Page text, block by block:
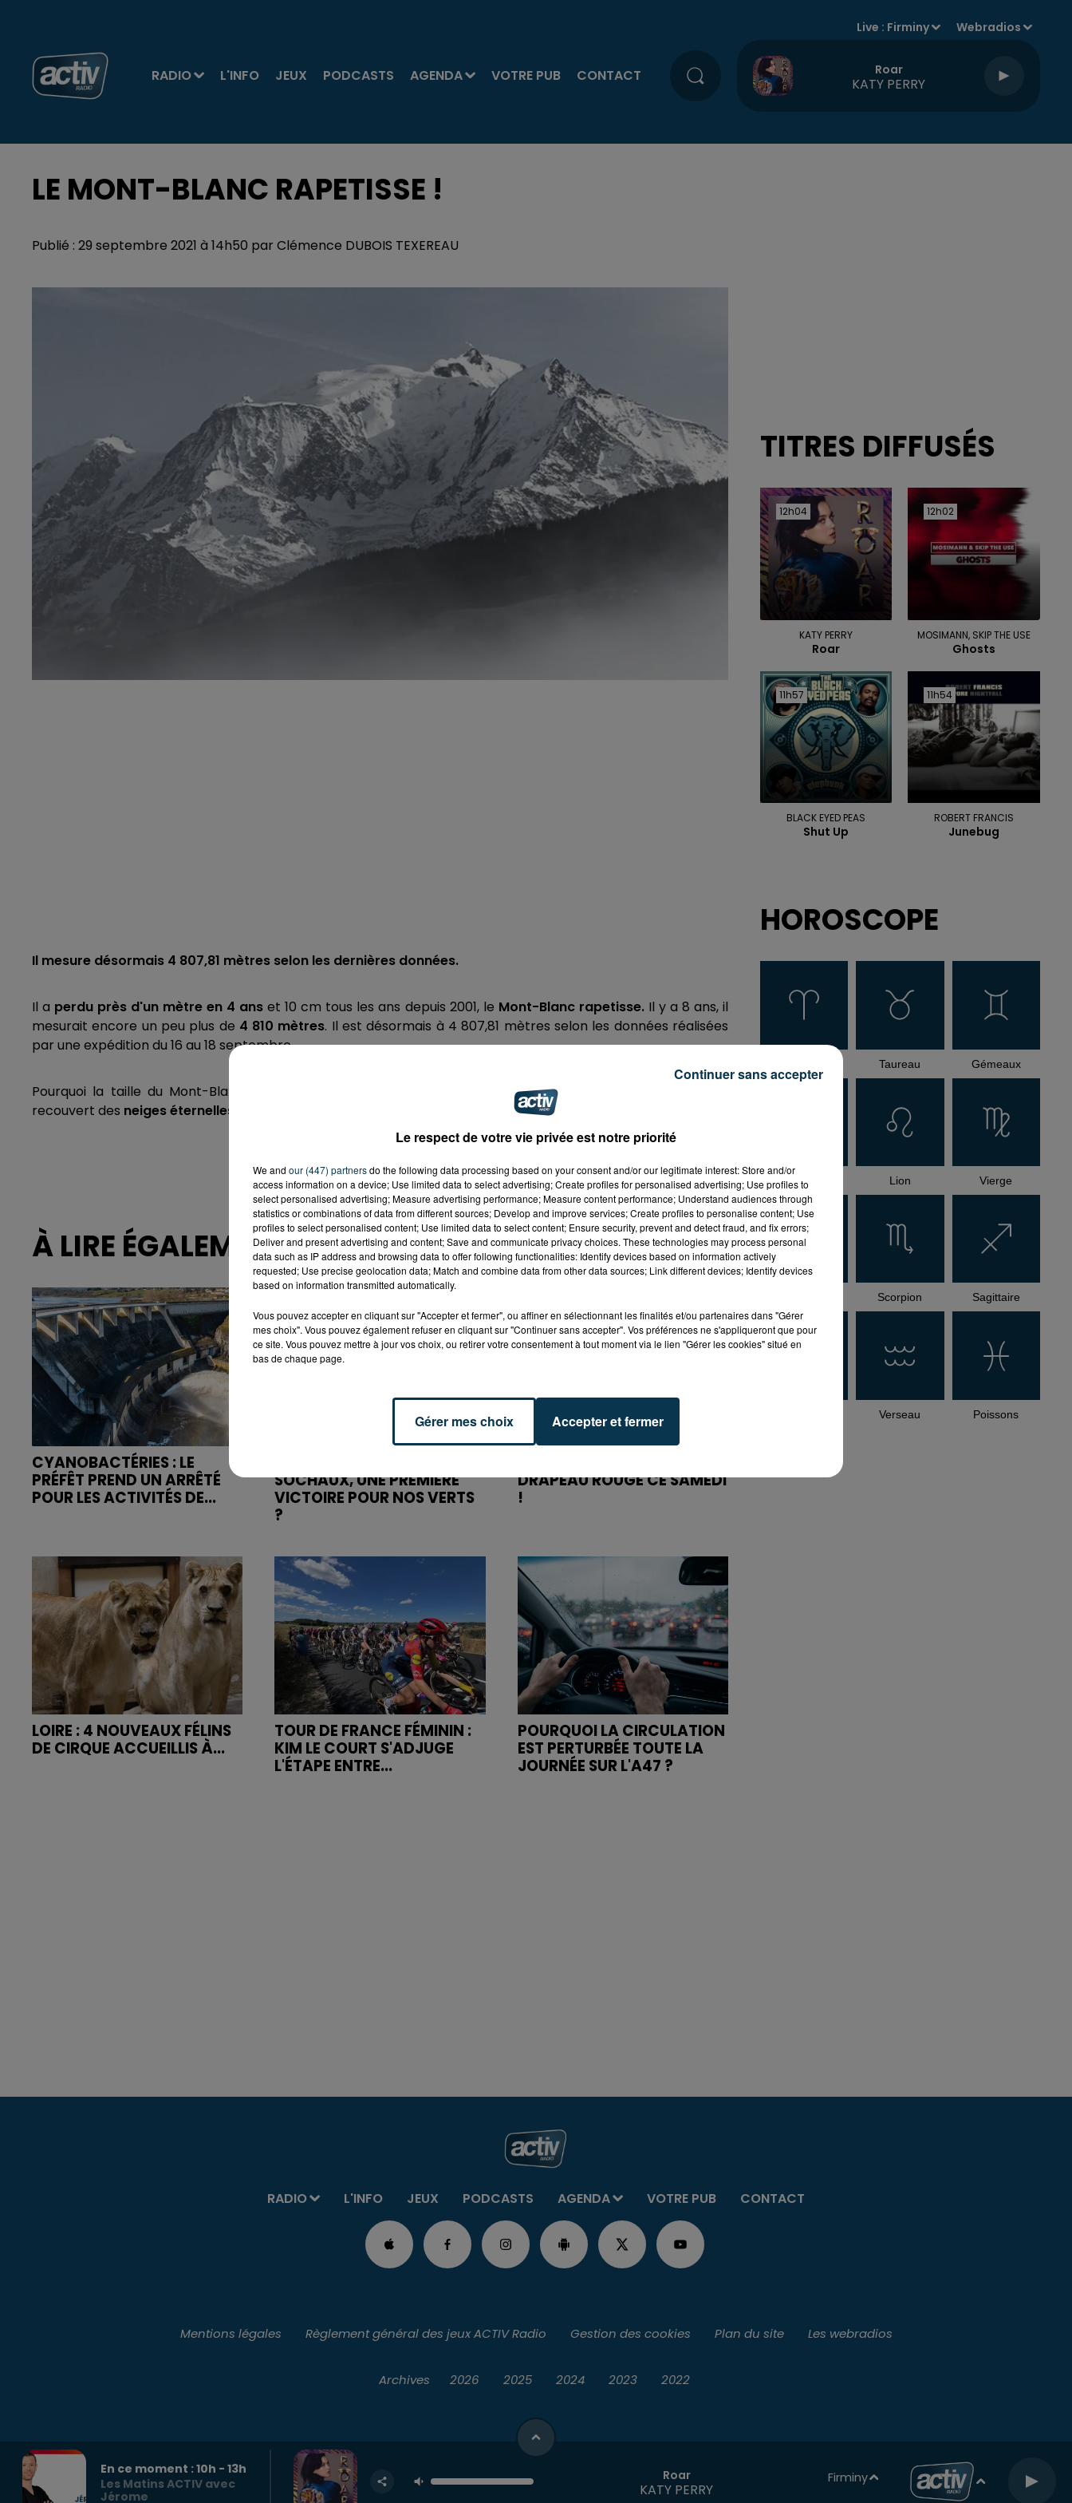
RADIO L'INFO JEUX PODCASTS AGENDA VOTRE PUB CONTACT
Live : Firminy Webradios
Roar
KATY PERRY
LE MONT-BLANC RAPETISSE !
Publié : 29 septembre 2021 à 14h50 par Clémence DUBOIS TEXEREAU
Il mesure désormais 4 807,81 mètres selon les dernières données.
Il a perdu près d'un mètre en 4 ans et 10 cm tous les ans depuis 2001, le Mont-Blanc rapetisse.Il y a 8 ans, il
mesurait encore un peu plus de 4 810 mètres. Il est désormais à 4 807,81 mètres selon les données réalisées
par une expédition du 16 au 18 septembre.
Pourquoi la taille du Mont-Blanc varie-t-elle ? Le sommet rocheux culmine à 4 792 mètres
recouvert des neiges éternelles . Une couche qui varie en fonction des vents d'altitude et des précipitations.
À LIRE ÉGALEMENT
CYANOBACTÉRIES : LE
PRÉFÊT PREND UN ARRÊTÉ
POUR LES ACTIVITÉS DE...
SOCHAUX, UNE PREMIÈRE
VICTOIRE POUR NOS VERTS
?
DRAPEAU ROUGE CE SAMEDI
!
LOIRE : 4 NOUVEAUX FÉLINS
DE CIRQUE ACCUEILLIS À...
TOUR DE FRANCE FÉMININ :
KIM LE COURT S'ADJUGE
L'ÉTAPE ENTRE...
POURQUOI LA CIRCULATION
EST PERTURBÉE TOUTE LA
JOURNÉE SUR L'A47 ?
TITRES DIFFUSÉS
12h04
12h04
KATY PERRY
Roar
12h02
12h02
MOSIMANN, SKIP THE USE
Ghosts
11h57
11h57
BLACK EYED PEAS
Shut Up
11h54
11h54
ROBERT FRANCIS
Junebug
HOROSCOPE
Taureau Gémeaux
Cancer Lion Vierge
Scorpion Sagittaire
Verseau Poissons
RADIO L'INFO JEUX PODCASTS AGENDA VOTRE PUB CONTACT
En ce moment :10h - 13h
Les Matins ACTIV avec
Jérome
Roar
KATY PERRY
Firminy
Mentions légales Règlement général des jeux ACTIV Radio Gestion des cookies Plan du site Les webradios
Archives 2026 2025 2024 2023 2022
Le respect de votre vie privée est notre priorité
We and our (447) partnersdo the following data processing based on your consent and/or our legitimate interest: Store and/or
access information on a device; Use limited data to select advertising; Create profiles for personalised advertising; Use profiles to
select personalised advertising; Measure advertising performance; Measure content performance; Understand audiences through
statistics or combinations of data from different sources; Develop and improve services; Create profiles to personalise content; Use
profiles to select personalised content; Use limited data to select content; Ensure security, prevent and detect fraud, and fix errors;
Deliver and present advertising and content; Save and communicate privacy choices. These technologies may process personal
data such as IP address and browsing data to offer following functionalities: Identify devices based on information actively
requested; Use precise geolocation data; Match and combine data from other data sources; Link different devices; Identify devices
based on information transmitted automatically.
Vous pouvez accepter en cliquant sur "Accepter et fermer", ou affiner en sélectionnant les finalités et/ou partenaires dans "Gérer
mes choix". Vous pouvez également refuser en cliquant sur "Continuer sans accepter". Vos préférences ne s'appliqueront que pour
ce site. Vous pouvez mettre à jour vos choix, ou retirer votre consentement à tout moment via le lien "Gérer les cookies" situé en
bas de chaque page.
Gérer mes choix Accepter et fermer
Continuer sans accepter